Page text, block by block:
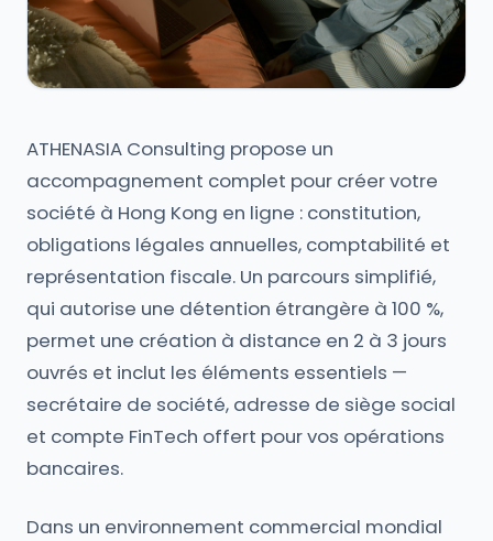
ATHENASIA Consulting propose un
accompagnement complet pour créer votre
société à Hong Kong en ligne : constitution,
obligations légales annuelles, comptabilité et
représentation fiscale. Un parcours simplifié,
qui autorise une détention étrangère à 100 %,
permet une création à distance en 2 à 3 jours
ouvrés et inclut les éléments essentiels —
secrétaire de société, adresse de siège social
et compte FinTech offert pour vos opérations
bancaires.
Dans un environnement commercial mondial